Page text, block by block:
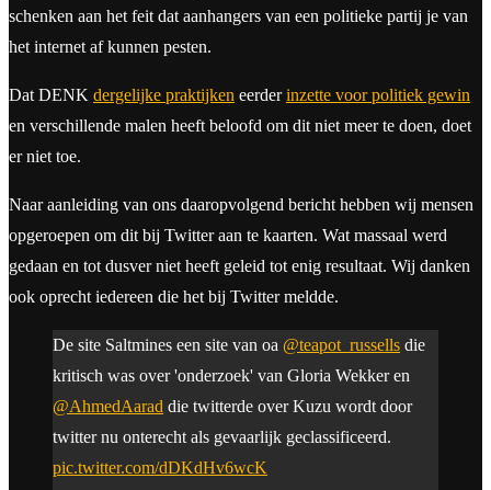
schenken aan het feit dat aanhangers van een politieke partij je van
het internet af kunnen pesten.
Dat DENK dergelijke praktijken eerderinzette voor politiek gewin
en verschillende malen heeft beloofd om dit niet meer te doen, doet
er niet toe.
Naar aanleiding van ons daaropvolgend bericht hebben wij mensen
opgeroepen om dit bij Twitter aan te kaarten. Wat massaal werd
gedaan en tot dusver niet heeft geleid tot enig resultaat. Wij danken
ook oprecht iedereen die het bij Twitter meldde.
De site Saltmines een site van oa @teapot_russells die
kritisch was over 'onderzoek' van Gloria Wekker en
@AhmedAarad die twitterde over Kuzu wordt door
twitter nu onterecht als gevaarlijk geclassificeerd.
pic.twitter.com/dDKdHv6wcK